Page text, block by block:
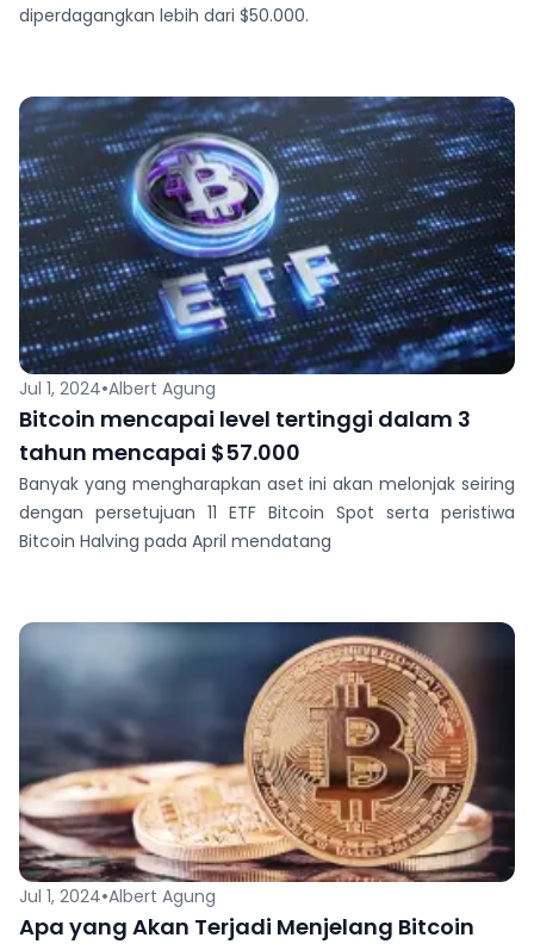
diperdagangkan lebih dari $50.000.
Jul 1, 2024•Albert Agung
Bitcoin mencapai level tertinggi dalam 3
tahun mencapai $57.000
Banyak yang mengharapkan aset ini akan melonjak seiring
dengan persetujuan 11 ETF Bitcoin Spot serta peristiwa
Bitcoin Halving pada April mendatang
Jul 1, 2024•Albert Agung
Apa yang Akan Terjadi Menjelang Bitcoin